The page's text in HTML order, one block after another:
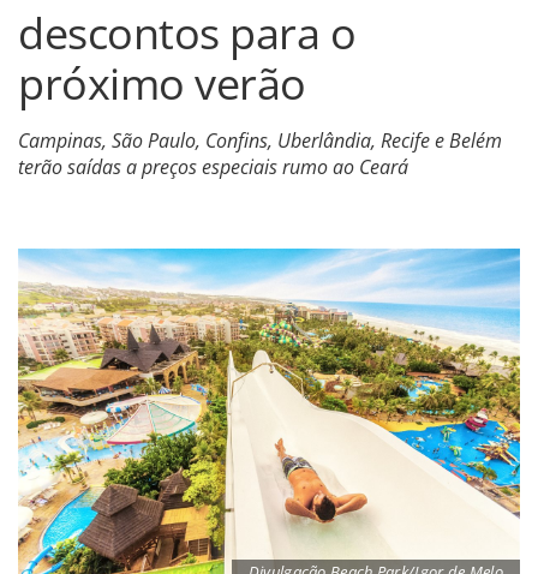
descontos para o
próximo verão
Campinas, São Paulo, Confins, Uberlândia, Recife e Belém
terão saídas a preços especiais rumo ao Ceará